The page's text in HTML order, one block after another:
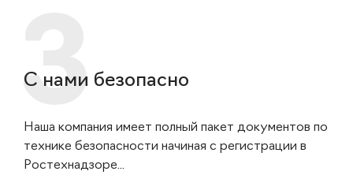
С нами безопасно
Наша компания имеет полный пакет документов по
технике безопасности начиная с регистрации в
Ростехнадзоре...